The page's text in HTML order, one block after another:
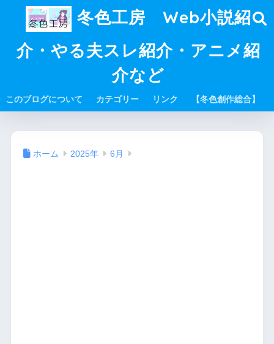
冬色工房 Web小説紹
介・やる夫スレ紹介・アニメ紹
介など
このブログについて カテゴリー リンク 【冬色創作総合】
ホーム 2025年 6月